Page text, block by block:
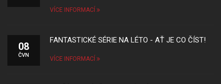
VÍCE INFORMACÍ
08
ČVN
FANTASTICKÉ SÉRIE NA LÉTO - AŤ JE CO ČÍST!
VÍCE INFORMACÍ